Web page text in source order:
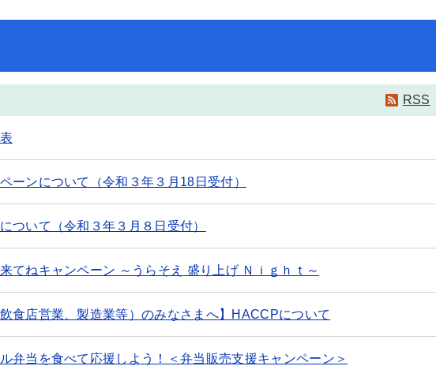
RSS
ーンについて（令和３年３月18日受付）
ついて（令和３年３月８日受付）
てねキャンペーン ～うらそえ 盛り上げ Ｎｉｇｈｔ～
飲食店営業、製造業等）のみなさまへ】HACCPについて
弁当を食べて応援しよう！＜弁当販売支援キャンペーン＞